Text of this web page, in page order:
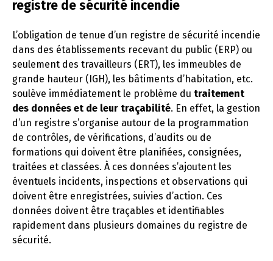
registre de sécurité incendie
L’obligation de tenue d’un registre de sécurité incendie
dans des établissements recevant du public (ERP) ou
seulement des travailleurs (ERT), les immeubles de
grande hauteur (IGH), les bâtiments d’habitation, etc.
soulève immédiatement le problème du traitement
des données et de leur traçabilité. En effet, la gestion
d’un registre s’organise autour de la programmation
de contrôles, de vérifications, d’audits ou de
formations qui doivent être planifiées, consignées,
traitées et classées. À ces données s’ajoutent les
éventuels incidents, inspections et observations qui
doivent être enregistrées, suivies d’action. Ces
données doivent être traçables et identifiables
rapidement dans plusieurs domaines du registre de
sécurité.